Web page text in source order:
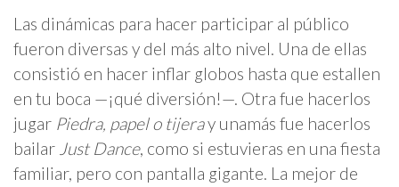
Las dinámicas para hacer participar al público
fueron diversas y del más alto nivel. Una de ellas
consistió en hacer inflar globos hasta que estallen
en tu boca —¡qué diversión!—. Otra fue hacerlos
jugar Piedra, papel o tijeray unamás fue hacerlos
bailar Just Dance, como si estuvieras en una fiesta
familiar, pero con pantalla gigante. La mejor de